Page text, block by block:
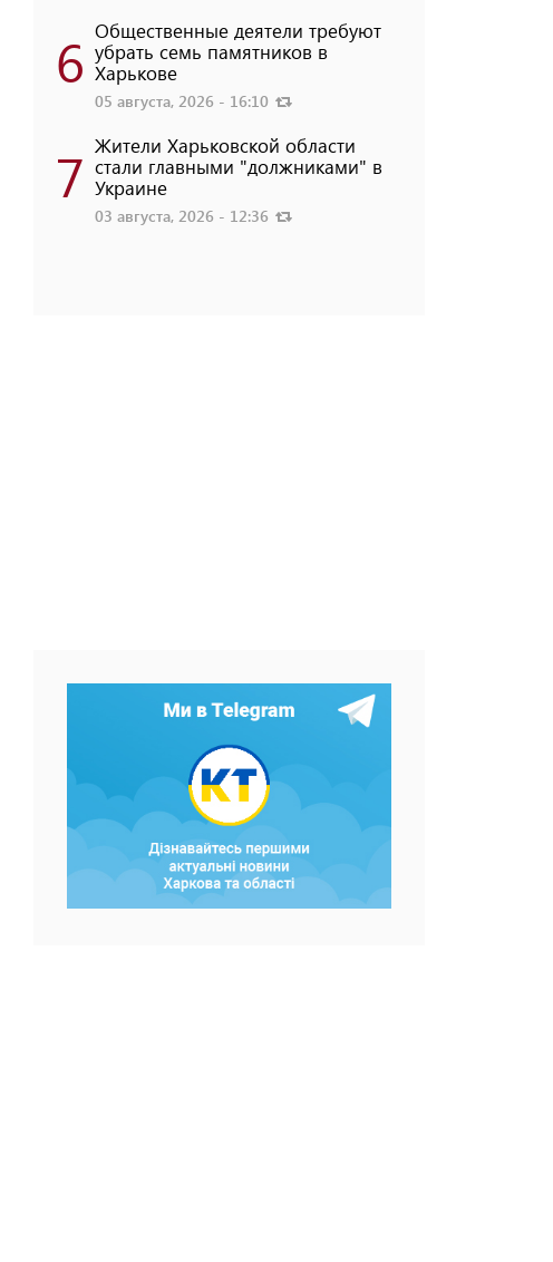
6 Общественные деятели требуют
убрать семь памятников в
Харькове
05 августа, 2026 - 16:10
7 Жители Харьковской области
стали главными "должниками" в
Украине
03 августа, 2026 - 12:36